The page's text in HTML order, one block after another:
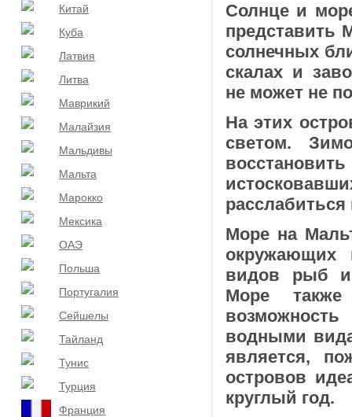
Китай
Куба
Латвия
Литва
Маврикий
Малайзия
Мальдивы
Мальта
Марокко
Мексика
ОАЭ
Польша
Португалия
Сейшелы
Тайланд
Тунис
Турция
Франция
Солнце и
представить
солнечных
ска­лах и
не может не
На этих
светом.
Море на
окружающих
видов рыб и
Море
водными
является,
островов
круглый год.